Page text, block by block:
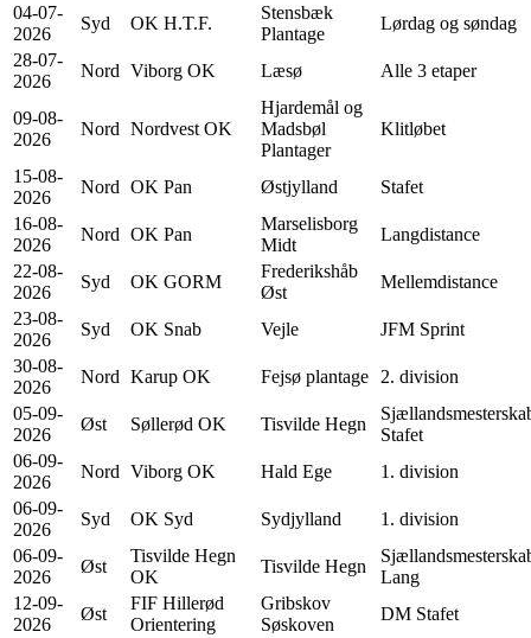
04-07-
2026
Syd OK H.T.F.
Stensbæk
Plantage
Lørdag og søndag
28-07-
2026
Nord Viborg OK Læsø Alle 3 etaper
09-08-
2026
Nord Nordvest OK
Hjardemål og
Madsbøl
Plantager
Klitløbet
15-08-
2026
Nord OK Pan Østjylland
Stafet
16-08-
2026
Nord OK Pan
Marselisborg
Midt
Langdistance
22-08-
2026
Syd OK GORM
Frederikshåb
Øst
Mellemdistance
23-08-
2026
Syd OK Snab Vejle
JFM Sprint
30-08-
2026
Nord Karup OK Fejsø plantage
2. division
05-09-
2026
Øst Søllerød OK Tisvilde Hegn
Stafet
06-09-
2026
Nord Viborg OK Hald Ege
1. division
06-09-
2026
Syd OK Syd Sydjylland
1. division
06-09-
2026
Øst
Tisvilde Hegn
OK
Tisvilde Hegn
Lang
12-09-
2026
Øst
FIF Hillerød
Orientering
Gribskov
Søskoven
DM Stafet